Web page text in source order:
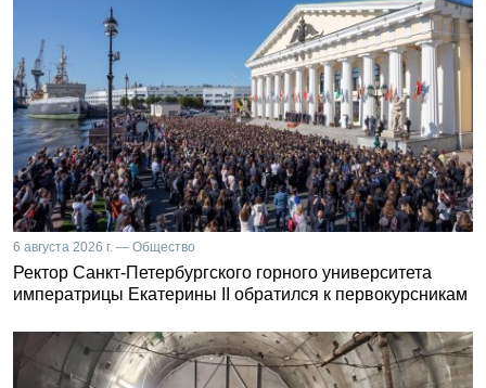
6 августа 2026 г. — Общество
Ректор Санкт-Петербургского горного университета
императрицы Екатерины II обратился к первокурсникам